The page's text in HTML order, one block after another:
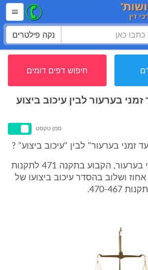
נקה פילטרים
חיפוש דפים דומים
בערעור לבין עיכוב ביצוע
סמן טקסט
זמני בערעור" לבין "עיכוב ביצוע" ?
הסדר הסעד הזמני בערעור, הקבוע בתקנה 471 לתקנות
ושלוב בהסדר עיכוב ביצועו של
467.